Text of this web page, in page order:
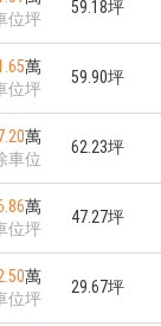
位坪
59.18坪
萬
位坪
59.90坪
萬
車位
62.23坪
萬
位坪
47.27坪
萬
位坪
29.67坪